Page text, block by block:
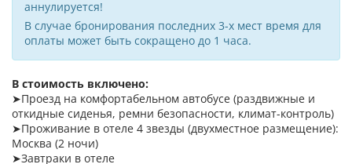
аннулируется!
В случае бронирования последних 3-х мест время для
оплаты может быть сокращено до 1 часа.
В стоимость включено:
➤Проезд на комфортабельном автобусе (раздвижные и
откидные сиденья, ремни безопасности, климат-контроль)
➤Проживание в отеле 4 звезды (двухместное размещение):
Москва (2 ночи)
➤Завтраки в отеле